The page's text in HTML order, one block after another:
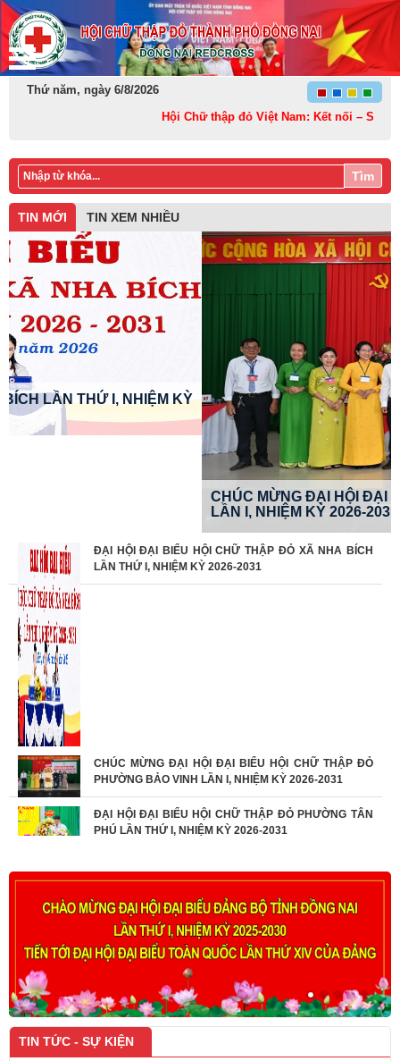
Thứ năm, ngày 6/8/2026
Hội Chữ thập đỏ Việt Nam: Kết nối – Sẻ chia
Tìm
TIN MỚI TIN XEM NHIỀU
CHÚC MỪNG ĐẠI HỘI ĐẠI BIỂU HỘI CHỮ THẬP ĐỎ
ĐẠI HỘI ĐẠI BIỂU HỘI CHỮ THẬP ĐỎ XÃ NHA BÍCH
LẦN THỨ I, NHIỆM KỲ 2026-2031
CHÚC MỪNG ĐẠI HỘI ĐẠI BIỂU HỘI CHỮ THẬP ĐỎ
PHƯỜNG BẢO VINH LẦN I, NHIỆM KỲ 2026-2031
ĐẠI HỘI ĐẠI BIỂU HỘI CHỮ THẬP ĐỎ PHƯỜNG TÂN
PHÚ LẦN THỨ I, NHIỆM KỲ 2026-2031
THỨ I, NHIỆM KỲ 2026 – 2031 THÀNH CÔNG TỐT ĐẸP
ĐẠI HỘI ĐẠI BIỂU HỘI CHỮ THẬP ĐỎ XÃ MINH ĐỨC
LẦN THỨ I, NHIỆM KỲ 2026-2031
CHÚC MỪNG ĐẠI HỘI ĐẠI BIỂU HỘI CHỮ THẬP ĐỎ XÃ
TÂN KHAI LẦN THỨ I, NHIỆM KỲ 2026-2031
TIN TỨC - SỰ KIỆN